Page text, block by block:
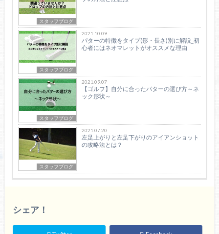
スタッフブログ
スタッフブログ
2021.10.09
パターの特徴をタイプ(形・長さ)別に解説_初
心者にはネオマレットがオススメな理由
スタッフブログ
2021.09.07
【ゴルフ】自分に合ったパターの選び方～ネ
ック形状～
スタッフブログ
2021.07.20
左足上がりと左足下がりのアイアンショット
の攻略法とは？
シェア！